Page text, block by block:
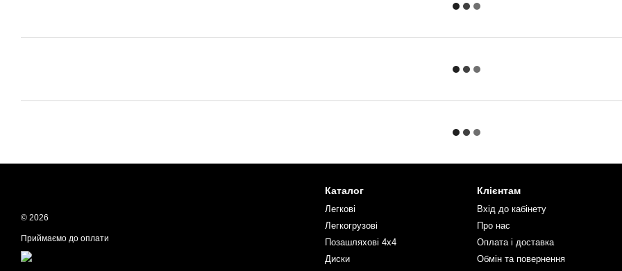
© 2026
Приймаємо до оплати
Каталог
Легкові
Легкогрузові
Позашляхові 4х4
Диски
Клієнтам
Вхід до кабінету
Про нас
Оплата і доставка
Обмін та повернення